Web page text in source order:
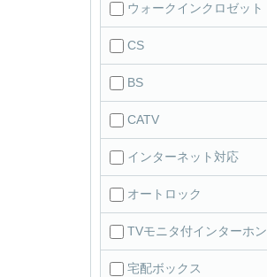
ウォークインクロゼット
CS
BS
CATV
インターネット対応
オートロック
TVモニタ付インターホン
宅配ボックス